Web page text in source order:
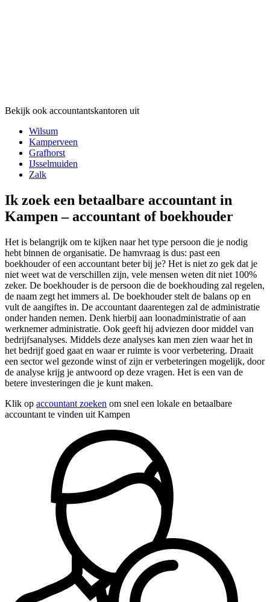
Bekijk ook accountantskantoren uit
Wilsum
Kamperveen
Grafhorst
IJsselmuiden
Zalk
Ik zoek een betaalbare accountant in
Kampen – accountant of boekhouder
Het is belangrijk om te kijken naar het type persoon die je nodig
hebt binnen de organisatie. De hamvraag is dus: past een
boekhouder of een accountant beter bij je? Het is niet zo gek dat je
niet weet wat de verschillen zijn, vele mensen weten dit niet 100%
zeker. De boekhouder is de persoon die de boekhouding zal regelen,
de naam zegt het immers al. De boekhouder stelt de balans op en
vult de aangiftes in. De accountant daarentegen zal de administratie
onder handen nemen. Denk hierbij aan loonadministratie of aan
werknemer administratie. Ook geeft hij adviezen door middel van
bedrijfsanalyses. Middels deze analyses kan men zien waar het in
het bedrijf goed gaat en waar er ruimte is voor verbetering. Draait
een sector wel gezonde winst of zijn er verbeteringen mogelijk, door
de analyse krijg je antwoord op deze vragen. Het is een van de
betere investeringen die je kunt maken.
Klik op accountant zoeken om snel een lokale en betaalbare
accountant te vinden uit Kampen